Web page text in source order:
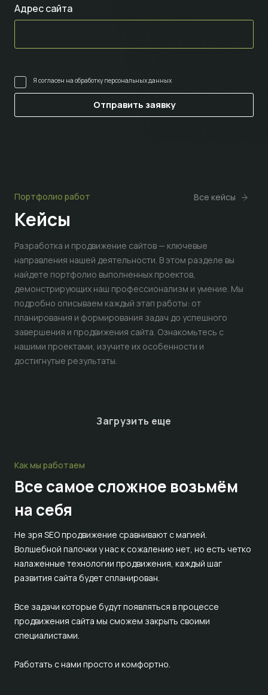
Адрес сайта
Я согласен на обработку персональных данных
Портфолио работ
Кейсы
Все кейсы
Разработка и продвижение сайтов — ключевые
направления нашей деятельности. В этом разделе вы
найдете портфолио выполненных проектов,
демонстрирующих наш профессионализм и умение. Мы
подробно описываем каждый этап работы: от
планирования и формирования задач до успешного
завершения и продвижения сайта. Ознакомьтесь с
нашими проектами, изучите их особенности и
достигнутые результаты.
Загрузить еще
Как мы работаем
Все самое сложное возьмём
на себя
Не зря SEO продвижение сравнивают с магией.
Волшебной палочки у нас к сожалению нет, но есть четко
налаженные технологии продвижения, каждый шаг
развития сайта будет спланирован.
Все задачи которые будут появляться в процессе
продвижения сайта мы сможем закрыть своими
специалистами.
Работать с нами просто и комфортно.